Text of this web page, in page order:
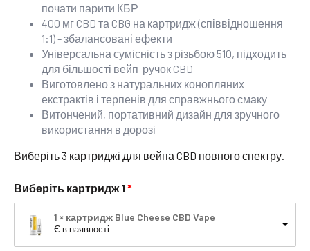
почати парити КБР
400 мг CBD та CBG на картридж (співвідношення
1:1) - збалансовані ефекти
Універсальна сумісність з різьбою 510, підходить
для більшості вейп-ручок CBD
Виготовлено з натуральних конопляних
екстрактів і терпенів для справжнього смаку
Витончений, портативний дизайн для зручного
використання в дорозі
Виберіть 3 картриджі для вейпа CBD повного спектру.
Виберіть картридж 1
1 × картридж Blue Cheese CBD Vape
Є в наявності